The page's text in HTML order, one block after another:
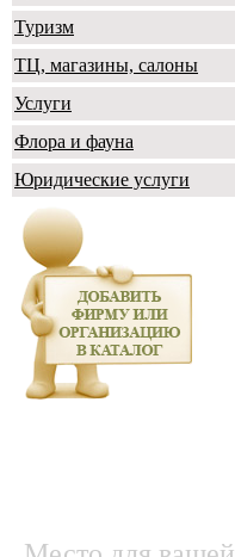
Туризм
ТЦ, магазины, салоны
Услуги
Флора и фауна
Юридические услуги